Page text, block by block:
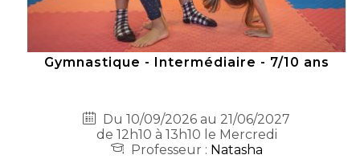
Gymnastique - Intermédiaire - 7/10 ans
Du 10/09/2026 au 21/06/2027
de 12h10 à 13h10 le Mercredi
Professeur : Natasha